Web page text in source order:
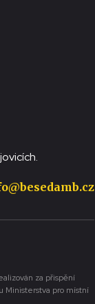
za přispění
Ministerstva pro místní